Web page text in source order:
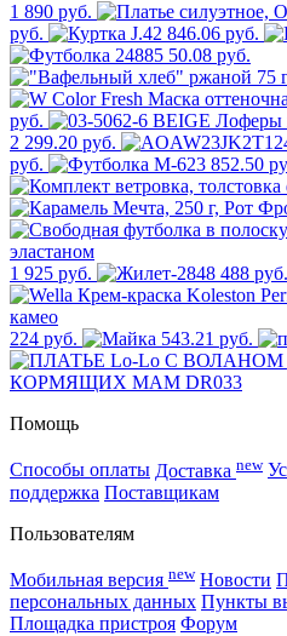
1 890 руб.
руб.
846.06 руб.
50.08 руб.
руб.
2 299.20 руб.
руб.
852.50
1 925 руб. 488 руб.
224 руб. 543.21 руб.
Помощь
Способы оплаты Доставка new
поддержка Поставщикам
Пользователям
Мобильная версия new Новости
персональных данных Пункты
Площадка пристроя Форум